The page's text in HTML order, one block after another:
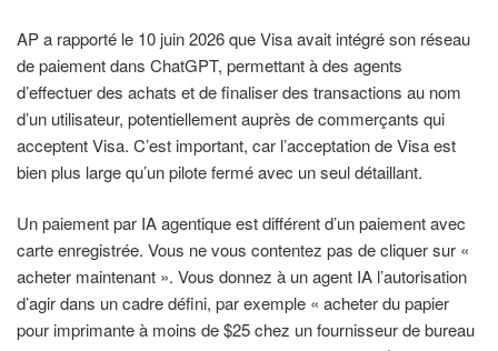
AP a rapporté le 10 juin 2026 que Visa avait intégré son réseau
de paiement dans ChatGPT, permettant à des agents
d’effectuer des achats et de finaliser des transactions au nom
d’un utilisateur, potentiellement auprès de commerçants qui
acceptent Visa. C’est important, car l’acceptation de Visa est
bien plus large qu’un pilote fermé avec un seul détaillant.
Un paiement par IA agentique est différent d’un paiement avec
carte enregistrée. Vous ne vous contentez pas de cliquer sur «
acheter maintenant ». Vous donnez à un agent IA l’autorisation
d’agir dans un cadre défini, par exemple « acheter du papier
pour imprimante à moins de $25 chez un fournisseur de bureau